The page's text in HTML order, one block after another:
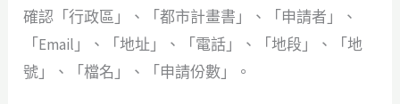
確認「行政區」、「都市計畫書」、「申請者」、
「Email」、「地址」、「電話」、「地段」、「地
號」、「檔名」、「申請份數」。